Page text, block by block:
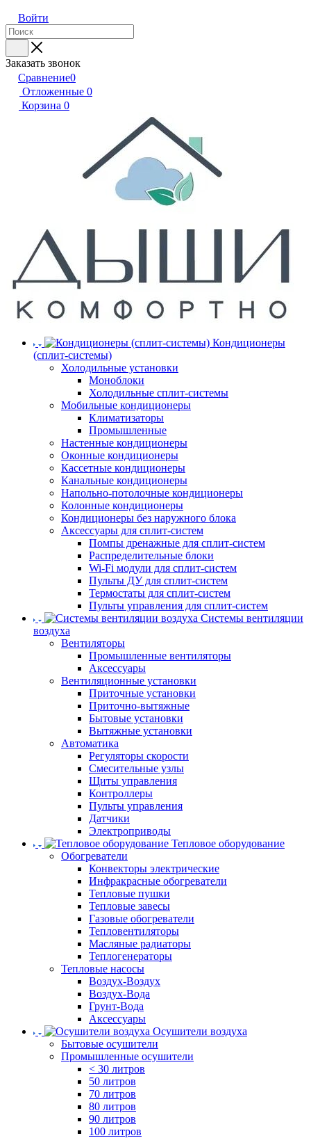
Войти
Заказать звонок
Сравнение0
Отложенные 0
Корзина 0
Кондиционеры
(сплит-системы)
Холодильные установки
Моноблоки
Холодильные сплит-системы
Мобильные кондиционеры
Климатизаторы
Промышленные
Настенные кондиционеры
Оконные кондиционеры
Кассетные кондиционеры
Канальные кондиционеры
Напольно-потолочные кондиционеры
Колонные кондиционеры
Кондиционеры без наружного блока
Аксессуары для сплит-систем
Помпы дренажные для сплит-систем
Распределительные блоки
Wi-Fi модули для сплит-систем
Пульты ДУ для сплит-систем
Термостаты для сплит-систем
Пульты управления для сплит-систем
Системы вентиляции
воздуха
Вентиляторы
Промышленные вентиляторы
Аксессуары
Вентиляционные установки
Приточные установки
Приточно-вытяжные
Бытовые установки
Вытяжные установки
Автоматика
Регуляторы скорости
Смесительные узлы
Щиты управления
Контроллеры
Пульты управления
Датчики
Электроприводы
Тепловое оборудование
Обогреватели
Конвекторы электрические
Инфракрасные обогреватели
Тепловые пушки
Тепловые завесы
Газовые обогреватели
Тепловентиляторы
Масляные радиаторы
Теплогенераторы
Тепловые насосы
Воздух-Воздух
Воздух-Вода
Грунт-Вода
Аксессуары
Осушители воздуха
Бытовые осушители
Промышленные осушители
< 30 литров
50 литров
70 литров
80 литров
90 литров
100 литров